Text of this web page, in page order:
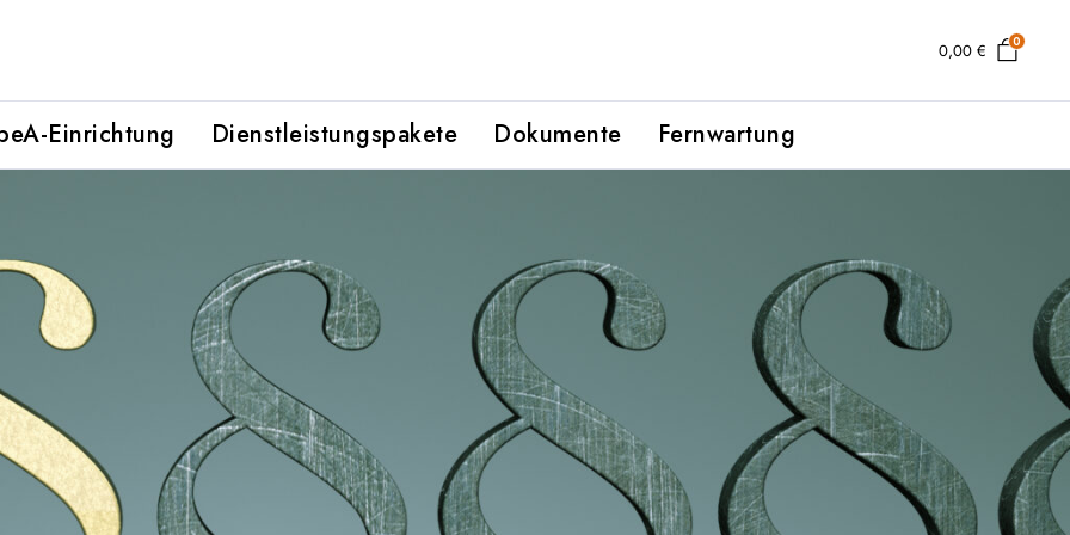
0,00€ 0
Einrichtung Dienstleistungspakete Dokumente Fernwartung